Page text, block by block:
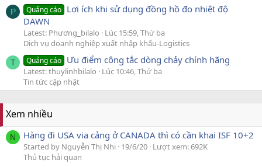
P Quảng cáo Lợi ích khi sử dụng đồng hồ đo nhiệt độ
DAWN
Latest: Phương_bilalo
Lúc 15:59, Thứ ba
Dịch vụ doanh nghiệp xuất nhập khẩu-Logistics
T Quảng cáo Ưu điểm công tắc dòng chảy chính hãng
Latest: thuylinhbilalo
Lúc 10:46, Thứ ba
Tin tức cập nhật
Xem nhiều
N Hàng đi USA via cảng ở CANADA thì có cần khai ISF 10+2
Started by Nguyễn Thị Nhi 19/6/20 Lượt xem: 692K
Thủ tục hải quan